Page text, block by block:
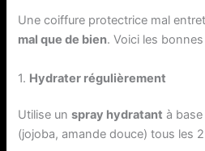
Une coiffure protectrice mal
mal que de bien. Voici les
1. Hydrater régulièrement
Utilise unspray hydratant à base
(jojoba, amande douce) tous les